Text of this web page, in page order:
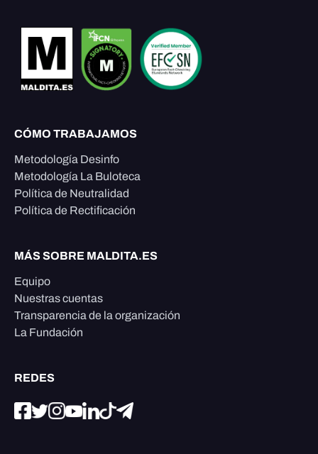
CÓMO TRABAJAMOS
Metodología Desinfo
Metodología La Buloteca
Política de Neutralidad
Política de Rectificación
MÁS SOBRE MALDITA.ES
Equipo
Nuestras cuentas
Transparencia de la organización
La Fundación
REDES